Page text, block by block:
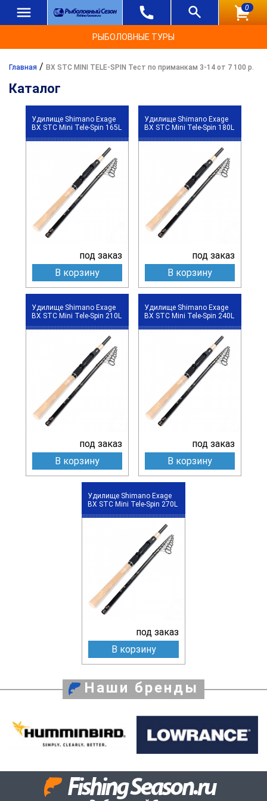
0
РЫБОЛОВНЫЕ ТУРЫ
Главная / BX STC MINI TELE-SPIN Тест по приманкам 3-14 от 7 100 р.
Каталог
Удилище Shimano Exage
BX STC Mini Tele-Spin 165L
под заказ
В корзину
Удилище Shimano Exage
BX STC Mini Tele-Spin 180L
под заказ
В корзину
Удилище Shimano Exage
BX STC Mini Tele-Spin 210L
под заказ
В корзину
Удилище Shimano Exage
BX STC Mini Tele-Spin 240L
под заказ
В корзину
Удилище Shimano Exage
BX STC Mini Tele-Spin 270L
под заказ
В корзину
Наши бренды